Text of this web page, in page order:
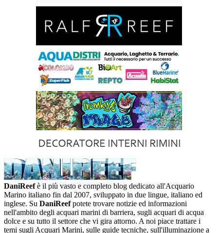
DaniReefè il più vasto e completo blog dedicato all'Acquario
Marino italiano fin dal 2007, sviluppato in due lingue, italiano ed
inglese. Su DaniReefpotete trovare notizie ed informazioni
nell'ambito degli acquari marini di barriera, sugli acquari di acqua
dolce e su tutto il settore che vi gira attorno. A noi piace trattare i
temi sugli Acquari Marini, sulle guide tecniche, sull'illuminazione a